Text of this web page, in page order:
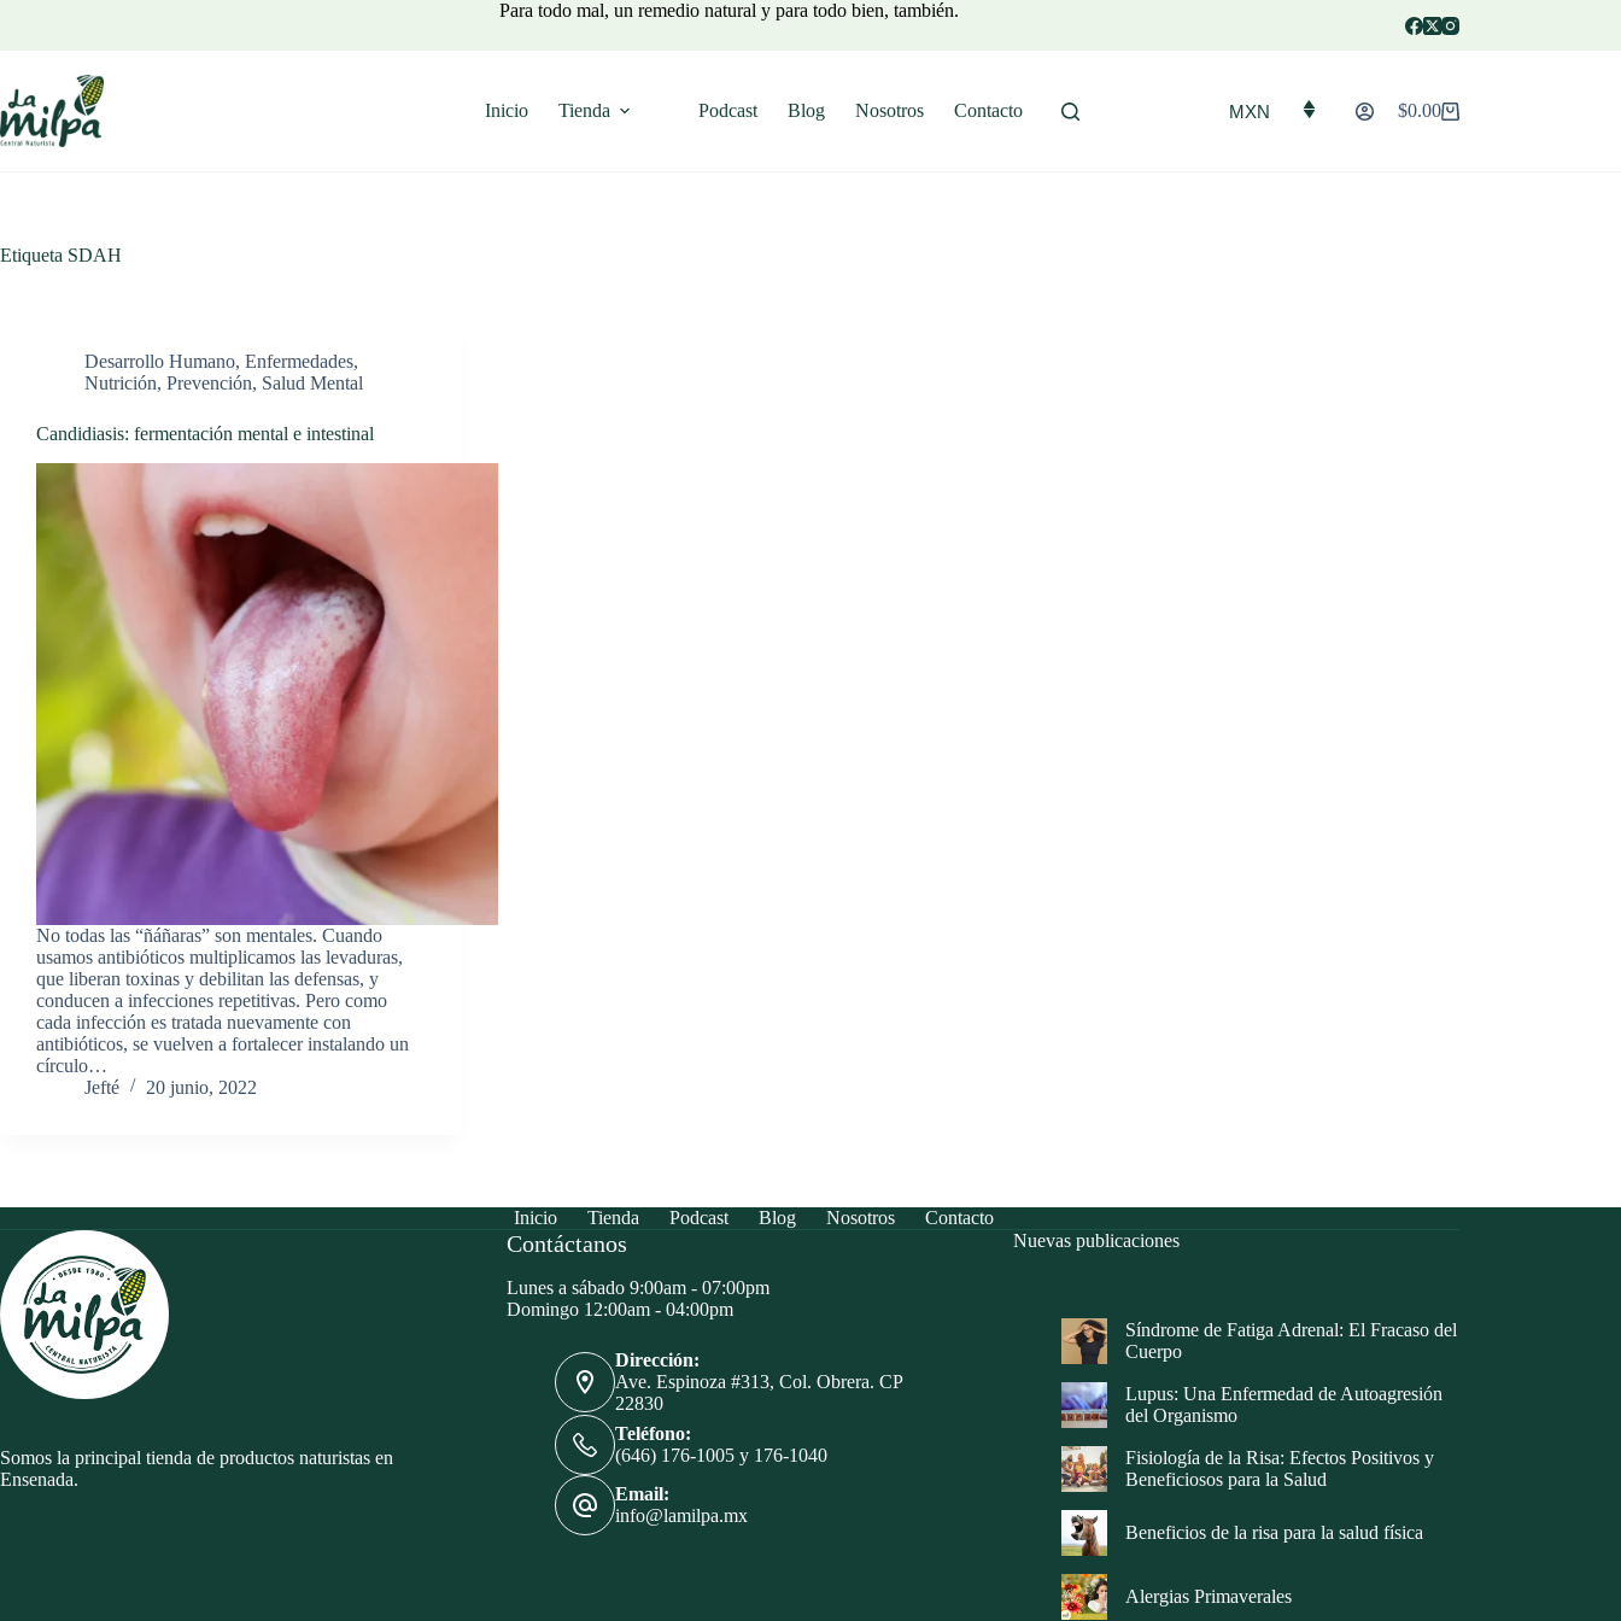
Para todo mal, un remedio natural y para todo bien, también.
Inicio Tienda Podcast Blog Nosotros Contacto MXN
Carro
$0.00
Etiqueta SDAH
Desarrollo Humano, Enfermedades,
Nutrición, Prevención, Salud Mental
Candidiasis: fermentación mental e intestinal
No todas las “ñáñaras” son mentales. Cuando
usamos antibióticos multiplicamos las levaduras,
que liberan toxinas y debilitan las defensas, y
conducen a infecciones repetitivas. Pero como
cada infección es tratada nuevamente con
antibióticos, se vuelven a fortalecer instalando un
círculo…
Jefté
20 junio, 2022
Inicio Tienda Podcast Blog Nosotros Contacto
Somos la principal tienda de productos naturistas en
Ensenada.
Contáctanos
Lunes a sábado 9:00am - 07:00pm
Domingo 12:00am - 04:00pm
Dirección:
Ave. Espinoza #313, Col. Obrera. CP
22830
Teléfono:
(646) 176-1005 y 176-1040
Email:
info@lamilpa.mx
Nuevas publicaciones
Síndrome de Fatiga Adrenal: El Fracaso del
Cuerpo
Lupus: Una Enfermedad de Autoagresión
del Organismo
Fisiología de la Risa: Efectos Positivos y
Beneficiosos para la Salud
Beneficios de la risa para la salud física
Alergias Primaverales